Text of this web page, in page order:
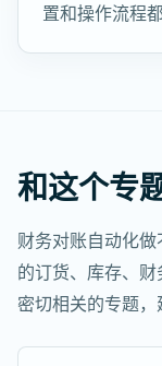
置和操作流程
和这个专
财务对账自动化
的订货、库存、
密切相关的专题，